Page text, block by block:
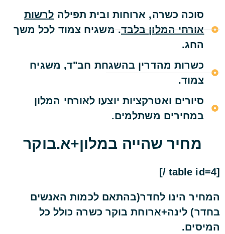
סוכה כשרה, ארוחות ובית תפילה לרשות
אורחי המלון בלבד. משגיח צמוד לכל משך
החג.
כשרות מהדרין בהשגחת חב"ד, משגיח
צמוד.
סיורים ואטרקציות יוצעו לאורחי המלון
במחירים משתלמים.
מחיר שהייה במלון+א.בוקר
[table id=4 /]
המחיר הינו לחדר(בהתאם לכמות האנשים
בחדר) לינה+ארוחת בוקר כשרה כולל כל
המיסים.